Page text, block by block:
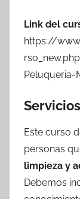
Link del
https://
Peluqueria-
Este curso
personas
limpieza y
Debemos